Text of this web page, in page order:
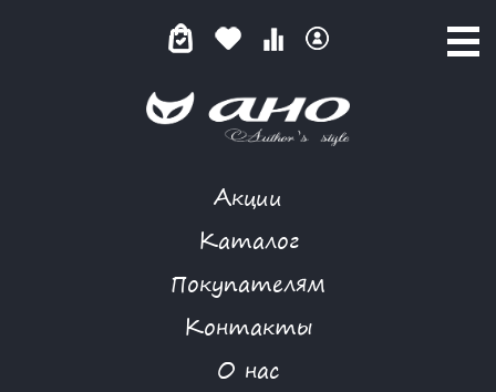
Акции
Каталог
Покупателям
Контакты
О нас
MORGANNA